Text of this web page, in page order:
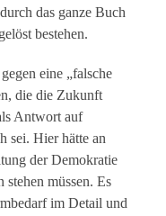
das ganze Buch
bestehen.
eine „falsche
die die Zukunft
Antwort auf
sei. Hier hätte an
der Demokratie
müssen. Es
im Detail und